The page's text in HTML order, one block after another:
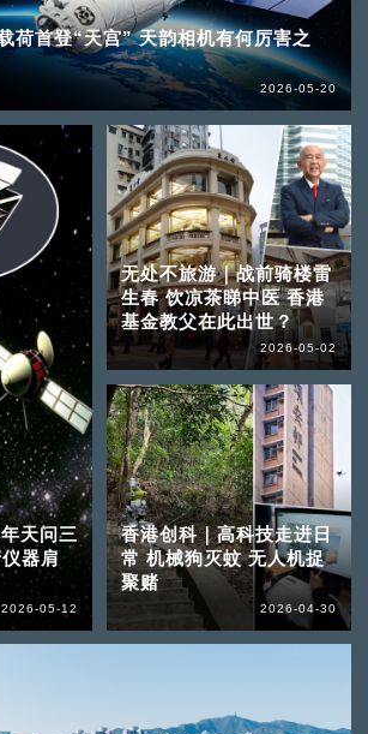
荷首登“天宫” 天韵相机有何厉害之
2026-05-20
天问三
器肩
2026-05-12
无处不旅游｜战前骑楼雷
生春 饮凉茶睇中医 香港
基金教父在此出世？
2026-05-02
香港创科｜高科技走进日
常 机械狗灭蚊 无人机捉
聚赌
2026-04-30